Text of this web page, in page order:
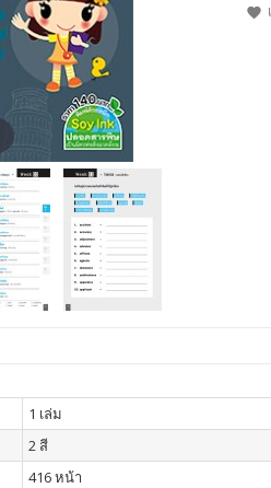
1 เล่ม
2 สี
416 หน้า